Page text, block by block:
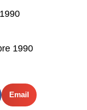
1990
Email